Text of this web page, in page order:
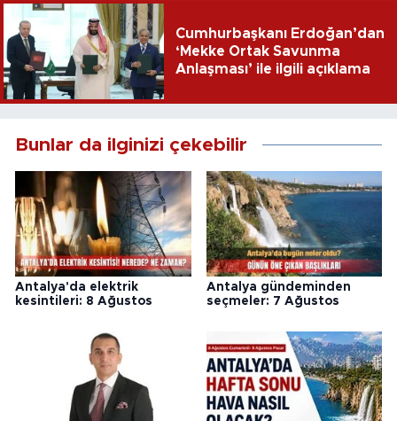
Cumhurbaşkanı Erdoğan’dan
‘Mekke Ortak Savunma
Anlaşması’ ile ilgili açıklama
Bunlar da ilginizi çekebilir
Antalya'da elektrik
kesintileri: 8 Ağustos
Antalya gündeminden
seçmeler: 7 Ağustos